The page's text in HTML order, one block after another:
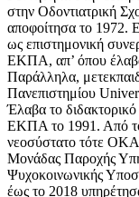
στην Οδοντιατρική
αποφοίτησα το 1972.
ως επιστημονική
ΕΚΠΑ, απ’ όπου
Παράλληλα,
Πανεπιστημίου
Έλαβα το
ΕΚΠΑ το 1991. Από το
νεοσύστατο τότε
Μονάδας Παροχής
Ψυχοκοινωνικής
έως το 2018